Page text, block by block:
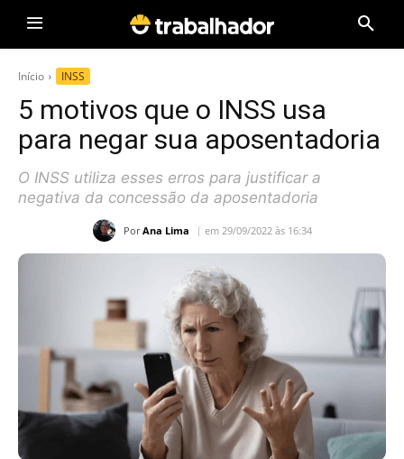
Início INSS
5 motivos que o INSS usa
para negar sua aposentadoria
O INSS utiliza esses erros para justificar a
negativa da concessão da aposentadoria
Por Ana Lima em 29/09/2022 às 16:34